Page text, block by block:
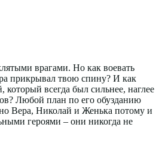
врагами. Но как воевать
прикрывал твою спину? И как
который всегда был сильнее, наглее
Любой план по его обузданию
Вера, Николай и Женька потому и
героями – они никогда не